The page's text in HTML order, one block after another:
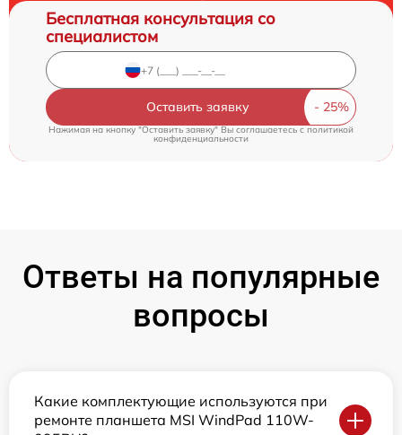
Бесплатная консультация со
специалистом
Оставить заявку
Нажимая на кнопку "Оставить заявку" Вы соглашаетесь c политикой
конфиденциальности
Ответы на популярные
вопросы
Какие комплектующие используются при
ремонте планшета MSI WindPad 110W-